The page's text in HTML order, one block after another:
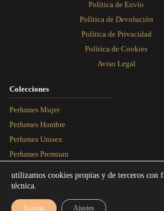
Política de Envío
Política de Devolución
Política de Privacidad
Política de Cookies
Aviso Legal
Colecciones
Perfumes Mujer
Perfumes Hombre
Perfumes Unisex
Perfumes Premium
utilizamos cookies propias y de terceros con
técnica.
Aceptar Ajustes